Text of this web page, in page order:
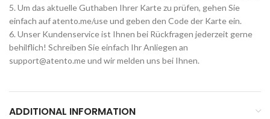
5. Um das aktuelle Guthaben Ihrer Karte zu prüfen, gehen Sie
einfach auf atento.me/use und geben den Code der Karte ein.
6. Unser Kundenservice ist Ihnen bei Rückfragen jederzeit gerne
behilflich! Schreiben Sie einfach Ihr Anliegen an
support@atento.meund wir melden uns bei Ihnen.
ADDITIONAL INFORMATION